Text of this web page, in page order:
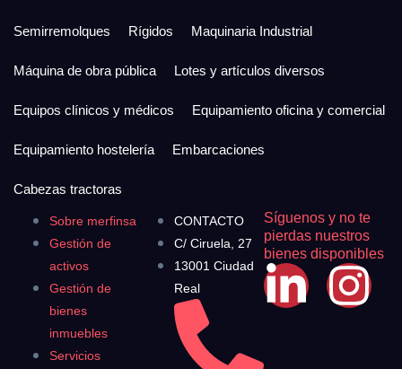
Sobre merfinsa
Gestión de
activos
Gestión de
bienes
inmuebles
Servicios
CONTACTO
C/ Ciruela, 27
13001 Ciudad
Real
Síguenos y no te
pierdas nuestros
bienes disponibles
Semirremolques Rígidos Maquinaria Industrial
Máquina de obra pública Lotes y artículos diversos
Equipos clínicos y médicos Equipamiento oficina y comercial
Equipamiento hostelería Embarcaciones
Cabezas tractoras